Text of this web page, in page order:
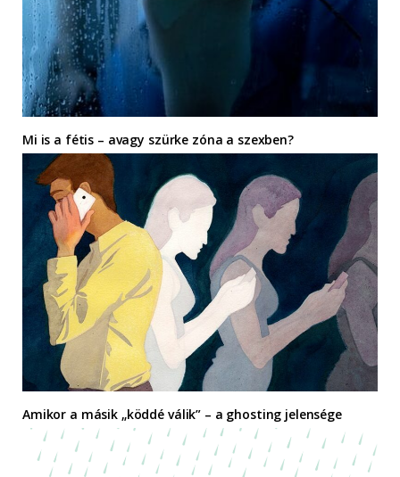
Mi is a fétis – avagy szürke zóna a szexben?
Amikor a másik „köddé válik” – a ghosting jelensége